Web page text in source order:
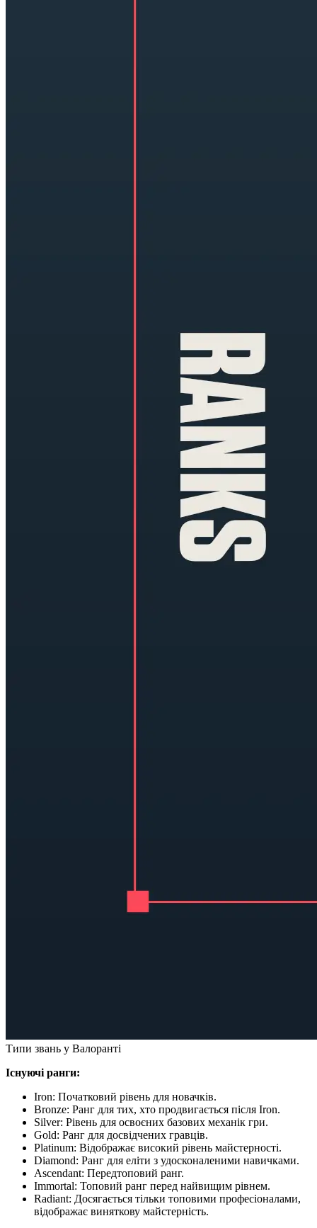
Типи звань у Валоранті
Існуючі ранги:
Iron: Початковий рівень для новачків.
Bronze: Ранг для тих, хто продвигається після Iron.
Silver: Рівень для освоєних базових механік гри.
Gold: Ранг для досвідчених гравців.
Platinum: Відображає високий рівень майстерності.
Diamond: Ранг для еліти з удосконаленими навичками.
Ascendant: Передтоповий ранг.
Immortal: Топовий ранг перед найвищим рівнем.
Radiant: Досягається тільки топовими професіоналами,
відображає виняткову майстерність.